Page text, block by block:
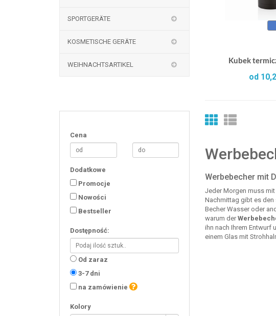
SPORTGERÄTE
KOSMETISCHE GERÄTE
WEIHNACHTSARTIKEL
Cena
Dodatkowe
Promocje
Nowości
Bestseller
Dostępność:
Od zaraz
3-7 dni
na zamówienie
Kolory
Kubek
od
Werbebecher mit
Jeder Morgen muss
Nachmittag gibt es den
Becher Wasser oder
warum der
ihn nach Ihrem Entwurf
einem Glas mit